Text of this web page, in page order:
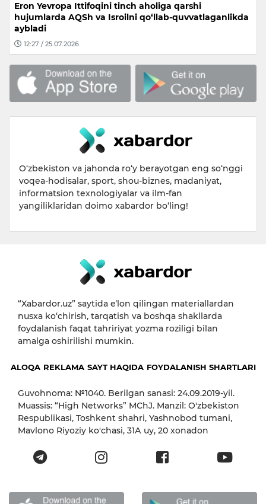
Eron Yevropa Ittifoqini tinch aholiga qarshi
hujumlarda AQSh va Isroilni qo‘llab-quvvatlaganlikda
aybladi
12:27 / 25.07.2026
O‘zbekiston va jahonda ro‘y berayotgan eng so‘nggi
voqea-hodisalar, sport, shou-biznes, madaniyat,
informatsion texnologiyalar va ilm-fan
yangiliklaridan doimo xabardor bo‘ling!
“Xabardor.uz” saytida eʼlon qilingan materiallardan
nusxa ko‘chirish, tarqatish va boshqa shakllarda
foydalanish faqat tahririyat yozma roziligi bilan
amalga oshirilishi mumkin.
ALOQA REKLAMA SAYT HAQIDA FOYDALANISH SHARTLARI
Guvohnoma: №1040. Berilgan sanasi: 24.09.2019-yil.
Muassis: “High Networks” MChJ. Manzil: O'zbekiston
Respublikasi, Toshkent shahri, Yashnobod tumani,
Mavlono Riyoziy ko'chasi, 31А uy, 20 xonadon